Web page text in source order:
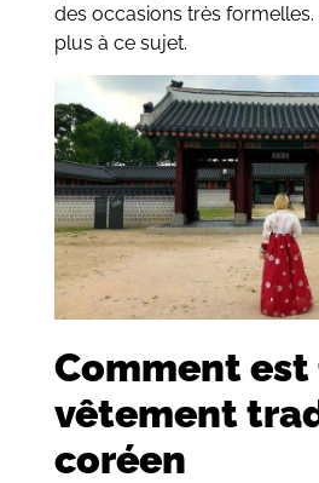
des occasions très
plus à ce sujet.
Comment
vêtement
coréen